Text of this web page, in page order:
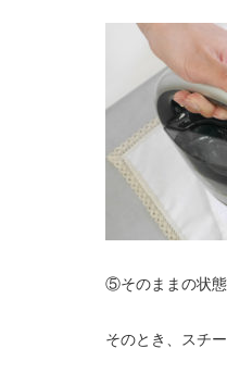
⑤そのままの状態
そのとき、スチ